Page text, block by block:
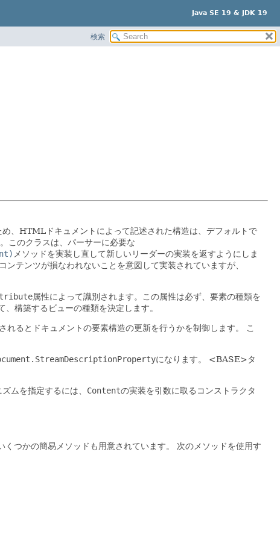
Java SE 19 & JDK 19
検索
め、HTMLドキュメントによって記述された構造は、デフォルトで
このクラスは、パーサーに必要な
メソッドを実装し直して新しいリーダーの実装を返すようにしま
ンテンツが損なわれないことを意図して実装されていますが、
属性によって識別されます。この属性は必ず、要素の種類を
、構築するビューの種類を決定します。
るとドキュメントの要素構造の更新を行うかを制御します。
こ
になります。
<BASE>タ
ムを指定するには、 Contentの実装を引数に取るコンストラクタ
かの簡易メソッドも用意されています。
次のメソッドを使用す